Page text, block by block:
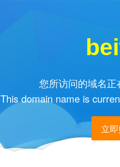
您所访问的域名
This domain name is
立